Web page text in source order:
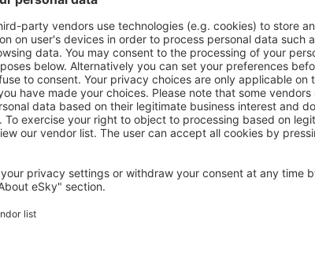
Oberwaid Hotel
457€
Speicher, 14 august 2026, 2 nopți
LUSTENAU